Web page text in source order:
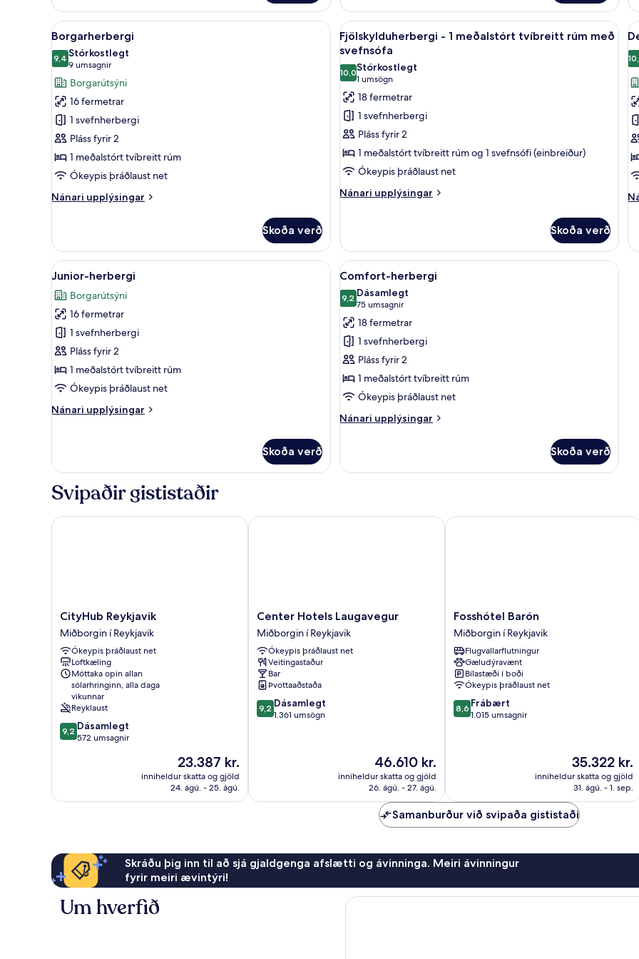
Patio
View
Skoða
allar
myndir
fyrir
Borgarherbergi
Borgarherbergi | Útsýni úr herberginu
9
Borgarherbergi
9,49,4 af 10
Stórkostlegt
9 umsagnir
(9
umsagnir)
Borgarútsýni
16 fermetrar
1 svefnherbergi
Pláss fyrir 2
1 meðalstórt tvíbreitt rúm
Ókeypis þráðlaust net
Nánari upplýsingar
Nánari
Skoða verð
Skoða
allar
myndir
fyrir
Fjölskylduherbergi
-
meðalstórt
tvíbreitt
rúm
með
Fjölskylduherbergi - 1 meðalstórt
9
Fjölskylduherbergi - 1 meðalstórt tvíbreitt rúm með
svefnsófa
10,010,0 af 10
Stórkostlegt
1 umsögn
(1
umsögn)
18 fermetrar
1 svefnherbergi
Pláss fyrir 2
1 meðalstórt tvíbreitt rúm og 1 svefnsófi (einbreiður)
Ókeypis þráðlaust net
Nánari upplýsingar
Nánari
-
meðalstórt
tvíbreitt
rúm
með
svefnsófa
Skoða verð
Skoða
allar
myndir
fyrir
Junior-
herbergi
Junior-herbergi | Öryggishólf í herbergi, skrifborð, vinnuaðstaða fyrir fartölvur
8
Junior-herbergi
Borgarútsýni
16 fermetrar
1 svefnherbergi
Pláss fyrir 2
1 meðalstórt tvíbreitt rúm
Ókeypis þráðlaust net
Nánari upplýsingar
Nánari
Skoða verð
Skoða
allar
myndir
fyrir
Comfort-
herbergi
Comfort-herbergi | Öryggishólf í
8
Comfort-herbergi
9,29,2 af 10
Dásamlegt
75 umsagnir
(75
umsagnir)
18 fermetrar
1 svefnherbergi
Pláss fyrir 2
1 meðalstórt tvíbreitt rúm
Ókeypis þráðlaust net
Nánari upplýsingar
Nánari
herbergi
Skoða verð
Svipaðir gististaðir
CityHub
Reykjavik
Miðborgin
í
Reykjavik
CityHub Reykjavik
Miðborgin í Reykjavik
Ókeypis þráðlaust net
Loftkæling
Móttaka opin allan
sólarhringinn, alla daga
vikunnar
Reyklaust
9.2
af
9,2 Dásamlegt
572 umsagnir
Verðið
er
23.387 kr.
23.387 kr.
inniheldur skatta og gjöld
24. ágú. - 25. ágú.
CityHub Reykjavik
Center
Hotels
Laugavegur
Miðborgin
Reykjavik
Center Hotels Laugavegur
Miðborgin í Reykjavik
Ókeypis þráðlaust net
Veitingastaður
Bar
Þvottaaðstaða
9.2
af
9,2 Dásamlegt
1.361 umsögn
Verðið
er
46.610 kr.
46.610 kr.
inniheldur skatta og gjöld
26. ágú. - 27. ágú.
Center Hotels Laugavegur
Fosshótel
Barón
Miðborgin
í
Reykjavik
Fosshótel Barón
Miðborgin í Reykjavik
Flugvallarflutningur
Gæludýravænt
Bílastæði í boði
Ókeypis þráðlaust net
8.6
af
8,6 Frábært
1.015 umsagnir
Verðið
er
35.322 kr.
35.322 kr.
inniheldur skatta og gjöld
31. ágú. - 1. sep.
Fosshótel Barón
Samanburður við svipaða gististaði
Skráðu þig inn til að sjá gjaldgenga afslætti og ávinninga. Meiri ávinningur
fyrir meiri ævintýri!
Um hverfið